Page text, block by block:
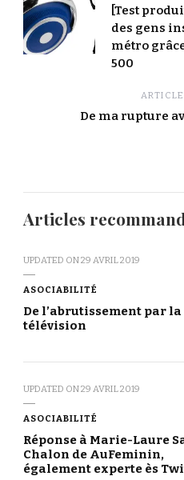
[Test
des gens
métro
500
De ma rupture
Articles
UPDATED ON29 AVRIL 2019
ASOCIABILITÉ
De l’abrutissement par la
télévision
UPDATED ON29 AVRIL 2019
ASOCIABILITÉ
Réponse à Marie-Laure
Chalon de AuFeminin,
également experte ès